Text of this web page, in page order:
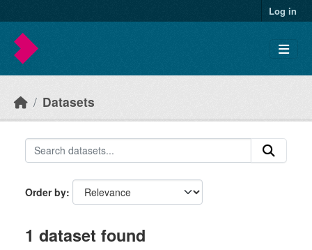
Log in
Datasets
Order by
1 dataset found